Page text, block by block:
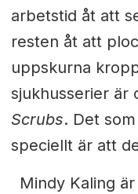
arbetstid åt att
resten åt att
uppskurna
sjukhusserier är
Scrubs. Det
speciellt är att
Mindy Kaling